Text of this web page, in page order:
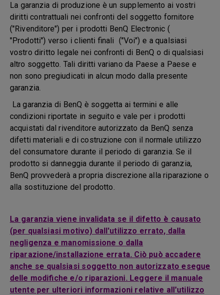
La garanzia di produzione è un supplemento ai vostri
diritti contrattuali nei confronti del soggetto fornitore
("Rivenditore") per i prodotti BenQ Electronic (
"Prodotti") verso i clienti finali ("Voi") e a qualsiasi
vostro diritto legale nei confronti di BenQ o di qualsiasi
altro soggetto. Tali diritti variano da Paese a Paese e
non sono pregiudicati in alcun modo dalla presente
garanzia.
La garanzia di BenQ è soggetta ai termini e alle
condizioni riportate in seguito e vale per i prodotti
acquistati dal rivenditore autorizzato da BenQ senza
difetti materiali e di costruzione con il normale utilizzo
del consumatore durante il periodo di garanzia. Se il
prodotto si danneggia durante il periodo di garanzia,
BenQ provvederà a propria discrezione alla riparazione o
alla sostituzione del prodotto.
La garanzia viene invalidata se il difetto è causato
(per qualsiasi motivo) dall'utilizzo errato, dalla
negligenza e manomissione o dalla
riparazione/installazione errata. Ciò può accadere
anche se qualsiasi soggetto non autorizzato esegue
delle modifiche e/o riparazioni. Leggere il manuale
utente per ulteriori informazioni relative all'utilizzo